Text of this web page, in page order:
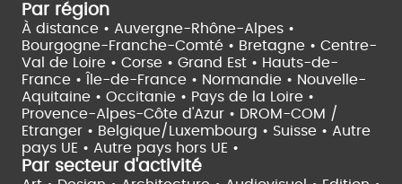
Par région
À distance • Auvergne-Rhône-Alpes •
Bourgogne-Franche-Comté • Bretagne • Centre-
Val de Loire • Corse • Grand Est • Hauts-de-
France •
Île-de-France • Normandie • Nouvelle-
Aquitaine • Occitanie • Pays de la Loire •
Provence-Alpes-Côte d'Azur • DROM-COM /
Etranger • Belgique/Luxembourg • Suisse • Autre
pays UE • Autre pays hors UE •
Par secteur d'activité